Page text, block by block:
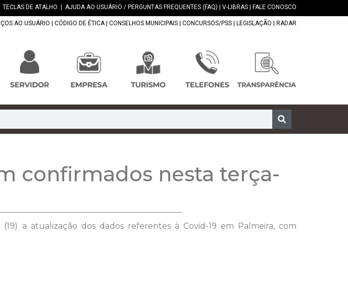
TECLAS DE ATALHO AJUDA AO USUÁRIO / PERGUNTAS FREQUENTES (FAQ) V-LIBRAS FALE CONOSCO
AO USUÁRIO CÓDIGO DE ÉTICA| CONSELHOS MUNICIPAIS CONCURSOS/PSS LEGISLAÇÃO RADAR
confirmados nesta terça-
a atualização dos dados referentes à Covid-19 em Palmeira, com